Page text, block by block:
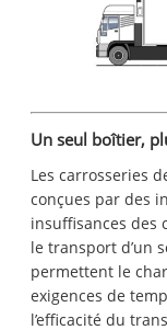
Un seul boîtier,
Les carrosseries
conçues par des
insuffisances
le transport d’un
permettent le
exigences de
l’efficacité du